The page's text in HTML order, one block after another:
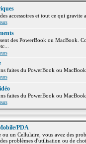
accessoires et tout ce qui
des PowerBook ou MacBook.
faites du PowerBook ou
faites du PowerBook ou
PDA
un Cellulaire, vous avez des
problèmes d'utilisation ou de